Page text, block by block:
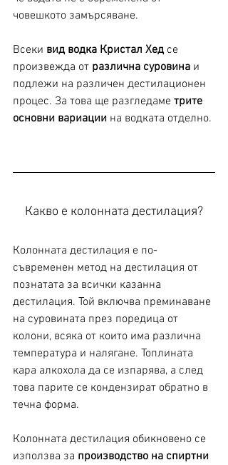
човешкото замърсяване.
Всеки вид водка Кристал Хед се
произвежда от различна суровина и
подлежи на различен дестилационен
процес. За това ще разгледаме трите
основни вариации на водката отделно.
Какво е колонната дестилация?
Колонната дестилация е по-
съвременен метод на дестилация от
познатата за всички казанна
дестилация. Той включва преминаване
на суровината през поредица от
колони, всяка от които има различна
температура и налягане. Топлината
кара алкохола да се изпарява, а след
това парите се кондензират обратно в
течна форма.
Колонната дестилация обикновено се
използва за производство на спиртни